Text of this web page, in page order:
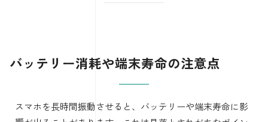
バッテリー消耗や端末寿命の注意点
スマホを長時間振動させると、バッテリーや端末寿命に影